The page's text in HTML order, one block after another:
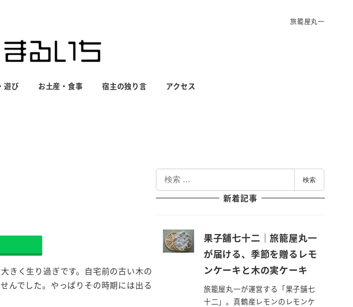
旅籠屋丸一
遊び お土産・食事 宿主の独り言 アクセス
きく生り過ぎです。自宅前の古い木の
んでした。やっぱりその時期には出る
索
検索
新着記事
果子舗七十二｜旅籠屋丸一
が届ける、季節を贈るレモ
ンケーキと木の実ケーキ
旅籠屋丸一が運営する「果子舗七
十二」。真鶴産レモンのレモンケ